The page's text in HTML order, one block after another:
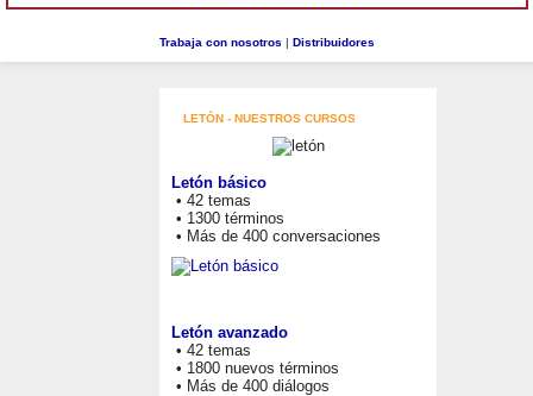
Trabaja con nosotros | Distribuidores
LETÓN - NUESTROS CURSOS
Letón básico
• 42 temas
• 1300 términos
• Más de 400 conversaciones
Letón avanzado
• 42 temas
• 1800 nuevos términos
• Más de 400 diálogos